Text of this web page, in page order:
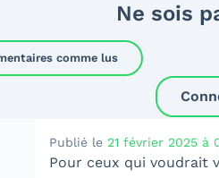
Ne sois
comme lus
Publié le 21 février 2025 à
Pour ceux qui voudrait